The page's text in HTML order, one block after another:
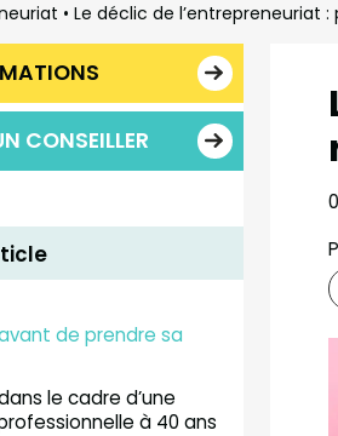
• Le déclic de l’entrepreneuriat
CONSEILLER
de prendre sa
le cadre d’une
à 40 ans